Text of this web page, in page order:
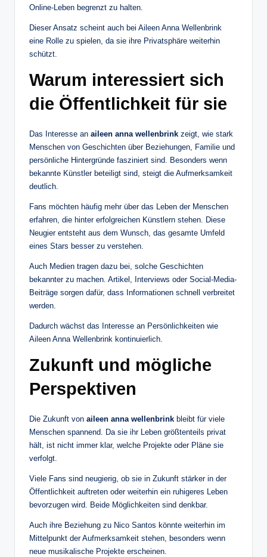
Online-Leben begrenzt zu halten.
Dieser Ansatz scheint auch bei Aileen Anna Wellenbrink
eine Rolle zu spielen, da sie ihre Privatsphäre weiterhin
schützt.
Warum interessiert sich
die Öffentlichkeit für sie
Das Interesse an aileen anna wellenbrink zeigt, wie stark
Menschen von Geschichten über Beziehungen, Familie und
persönliche Hintergründe fasziniert sind. Besonders wenn
bekannte Künstler beteiligt sind, steigt die Aufmerksamkeit
deutlich.
Fans möchten häufig mehr über das Leben der Menschen
erfahren, die hinter erfolgreichen Künstlern stehen. Diese
Neugier entsteht aus dem Wunsch, das gesamte Umfeld
eines Stars besser zu verstehen.
Auch Medien tragen dazu bei, solche Geschichten
bekannter zu machen. Artikel, Interviews oder Social-Media-
Beiträge sorgen dafür, dass Informationen schnell verbreitet
werden.
Dadurch wächst das Interesse an Persönlichkeiten wie
Aileen Anna Wellenbrink kontinuierlich.
Zukunft und mögliche
Perspektiven
Die Zukunft von aileen anna wellenbrink bleibt für viele
Menschen spannend. Da sie ihr Leben größtenteils privat
hält, ist nicht immer klar, welche Projekte oder Pläne sie
verfolgt.
Viele Fans sind neugierig, ob sie in Zukunft stärker in der
Öffentlichkeit auftreten oder weiterhin ein ruhigeres Leben
bevorzugen wird. Beide Möglichkeiten sind denkbar.
Auch ihre Beziehung zu Nico Santos könnte weiterhin im
Mittelpunkt der Aufmerksamkeit stehen, besonders wenn
neue musikalische Projekte erscheinen.